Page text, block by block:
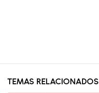
TEMAS RELACIONADOS